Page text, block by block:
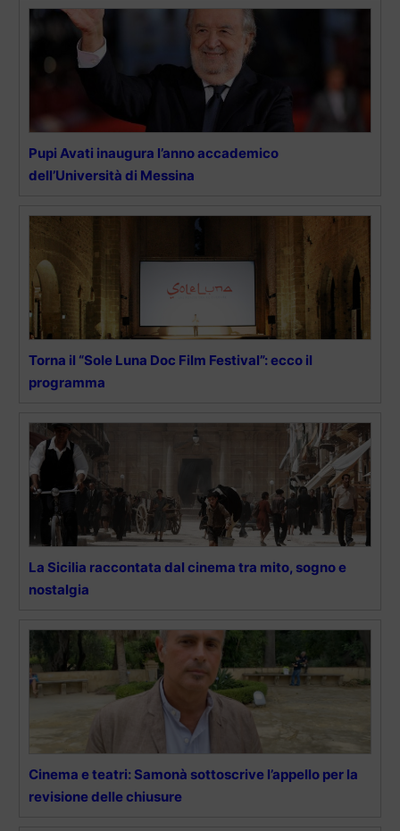
Pupi Avati inaugura l’anno accademico
dell’Università di Messina
Torna il “Sole Luna Doc Film Festival”: ecco il
programma
La Sicilia raccontata dal cinema tra mito, sogno e
nostalgia
Cinema e teatri: Samonà sottoscrive l’appello per la
revisione delle chiusure